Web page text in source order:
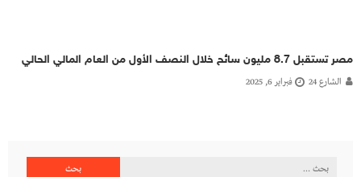
مصر تستقبل 8.7 مليون سائح خلال النصف الأول من العام المالي الحالي
الشارع 24 فبراير 6, 2025
البحث